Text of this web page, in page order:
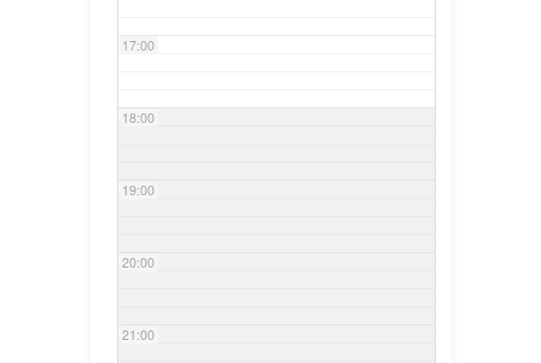
17:00
18:00
19:00
20:00
21:00